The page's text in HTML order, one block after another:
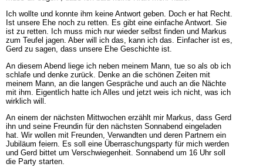
Ich wollte und konnte ihm keine Antwort geben. Doch er hat Recht.
Ist unsere Ehe noch zu retten. Es gibt eine einfache Antwort. Sie
ist zu retten. Ich muss mich nur wieder selbst finden und Markus
zum Teufel jagen. Aber will ich das, kann ich das. Einfacher ist es,
Gerd zu sagen, dass unsere Ehe Geschichte ist.
An diesem Abend liege ich neben meinem Mann, tue so als ob ich
schlafe und denke zurück. Denke an die schönen Zeiten mit
meinem Mann, an die langen Gespräche und auch an die Nächte
mit ihm. Eigentlich hatte ich Alles und jetzt weis ich nicht, was ich
wirklich will.
An einem der nächsten Mittwochen erzählt mir Markus, dass Gerd
ihn und seine Freundin für den nächsten Sonnabend eingeladen
hat. Wir wollen mit Freunden, Verwandten und deren Partnern ein
Jubiläum feiern. Es soll eine Überraschungsparty für mich werden
und Gerd bittet um Verschwiegenheit. Sonnabend um 16 Uhr soll
die Party starten.